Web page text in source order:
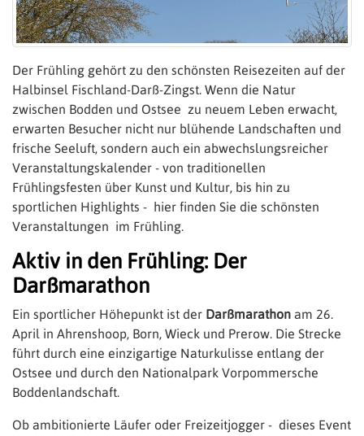
Der Frühling gehört zu den schönsten Reisezeiten auf der
Halbinsel Fischland-Darß-Zingst. Wenn die Natur
zwischen Bodden und Ostsee zu neuem Leben erwacht,
erwarten Besucher nicht nur blühende Landschaften und
frische Seeluft, sondern auch ein abwechslungsreicher
Veranstaltungskalender - von traditionellen
Frühlingsfesten über Kunst und Kultur, bis hin zu
sportlichen Highlights - hier finden Sie die schönsten
Veranstaltungen im Frühling.
Aktiv in den Frühling: Der
Darßmarathon
Ein sportlicher Höhepunkt ist der Darßmarathon am 26.
April in Ahrenshoop, Born, Wieck und Prerow. Die Strecke
führt durch eine einzigartige Naturkulisse entlang der
Ostsee und durch den Nationalpark Vorpommersche
Boddenlandschaft.
Ob ambitionierte Läufer oder Freizeitjogger - dieses Event